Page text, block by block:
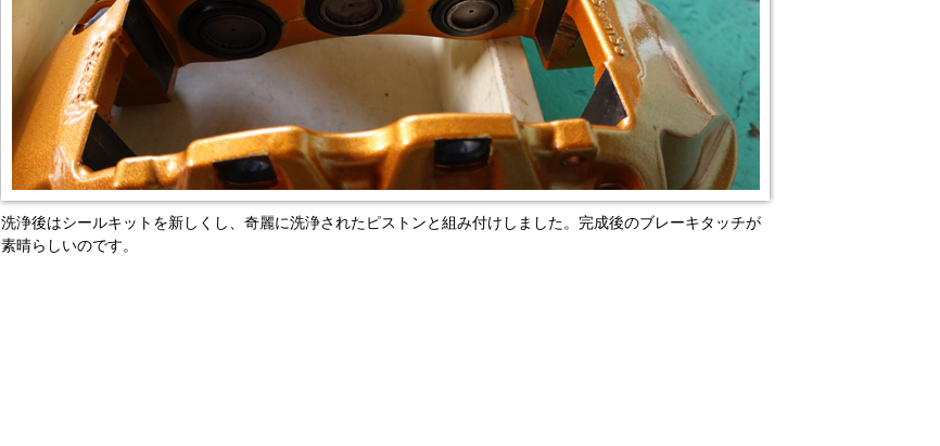
洗浄後はシールキットを新しくし、奇麗に洗浄されたピストンと組み付けしました。完成後のブレーキタッチが
素晴らしいのです。